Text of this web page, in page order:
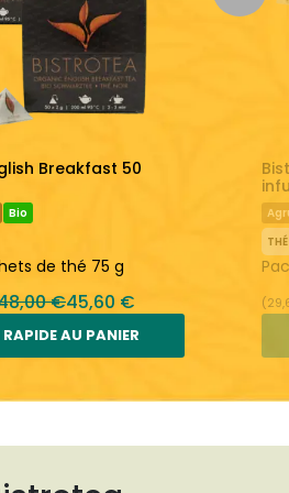
Noir
Breakfast 50
Bio
de thé 75 g
€45,60 €
AU PANIER